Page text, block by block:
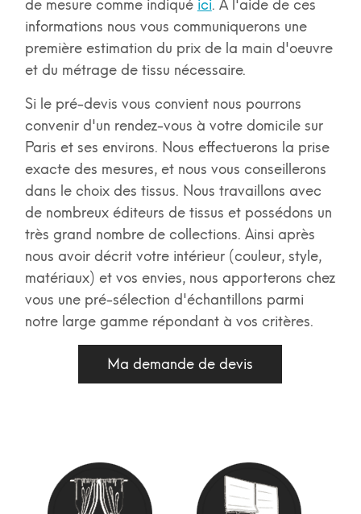
de mesure comme indiqué ici. A l'aide de ces
informations nous vous communiquerons une
première estimation du prix de la main d'oeuvre
et du métrage de tissu nécessaire.
Si le pré-devis vous convient nous pourrons
convenir d'un rendez-vous à votre domicile sur
Paris et ses environs. Nous effectuerons la prise
exacte des mesures, et nous vous conseillerons
dans le choix des tissus. Nous travaillons avec
de nombreux éditeurs de tissus et possédons un
très grand nombre de collections. Ainsi après
nous avoir décrit votre intérieur (couleur, style,
matériaux) et vos envies, nous apporterons chez
vous une pré-sélection d'échantillons parmi
notre large gamme répondant à vos critères.
Ma demande de devis